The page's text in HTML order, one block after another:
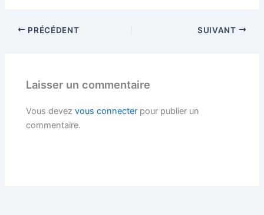
PRÉCÉDENT SUIVANT
Laisser un commentaire
Vous devezvous connecter pour publier un
commentaire.